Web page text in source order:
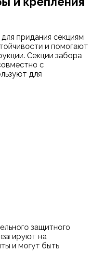
придания секциям
и помогают
Секции забора
с
для
защитного
на
и могут быть